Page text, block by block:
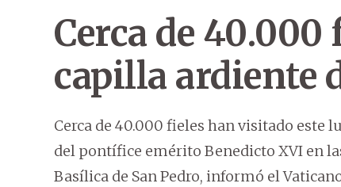
Cerca de
capilla ardiente
Cerca de 40.000 fieles han visitado este
del pontífice emérito Benedicto XVI en
Basílica de San Pedro, informó el